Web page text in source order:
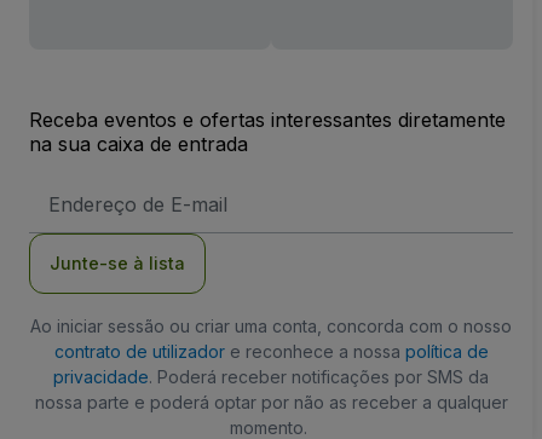
Receba eventos e ofertas interessantes diretamente
na sua caixa de entrada
de
Junte-se à lista
Ao iniciar sessão ou criar uma conta, concorda com o nosso
contrato de utilizadore reconhece a nossa política de
privacidade. Poderá receber notificações por SMS da
nossa parte e poderá optar por não as receber a qualquer
momento.